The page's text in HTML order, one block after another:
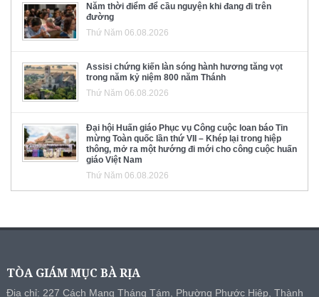
Năm thời điểm để cầu nguyện khi đang đi trên
đường
Thứ Năm 06.08.2026
Assisi chứng kiến làn sóng hành hương tăng vọt
trong năm kỷ niệm 800 năm Thánh
Thứ Năm 06.08.2026
Đại hội Huấn giáo Phục vụ Công cuộc loan báo Tin
mừng Toàn quốc lần thứ VII – Khép lại trong hiệp
thông, mở ra một hướng đi mới cho công cuộc huấn
giáo Việt Nam
Thứ Năm 06.08.2026
TÒA GIÁM MỤC BÀ RỊA
Địa chỉ: 227 Cách Mạng Tháng Tám, Phường Phước Hiệp, Thành